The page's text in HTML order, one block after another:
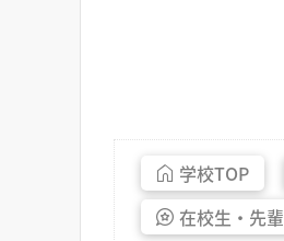
学校TOP
在校生・ 先輩